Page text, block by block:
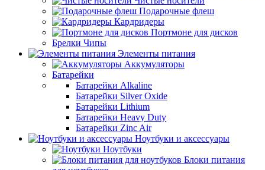
Подарочные флеш
Кардридеры
Портмоне для дисков
Брелки Чипы
Элементы питания
Аккумуляторы
Батарейки
Батарейки Alkaline
Батарейки Silver Oxide
Батарейки Lithium
Батарейки Heavy Duty
Батарейки Zinc Air
Ноутбуки и аксессуары
Ноутбуки
Блоки питания